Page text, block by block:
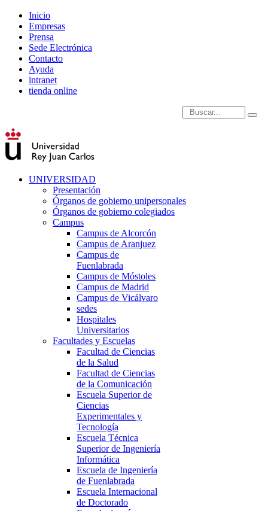
Inicio
Empresas
Prensa
Sede Electrónica
Contacto
Ayuda
intranet
tienda online
Introduce términos de
UNIVERSIDAD
Presentación
Órganos de gobierno unipersonales
Órganos de gobierno colegiados
Campus
Campus de Alcorcón
Campus de Aranjuez
Campus de
Fuenlabrada
Campus de Móstoles
Campus de Madrid
Campus de Vicálvaro
sedes
Hospitales
Universitarios
Facultades y Escuelas
Facultad de Ciencias
de la Salud
Facultad de Ciencias
de la Comunicación
Escuela Superior de
Ciencias
Experimentales y
Tecnología
Escuela Técnica
Superior de Ingeniería
Informática
Escuela de Ingeniería
de Fuenlabrada
Escuela Internacional
de Doctorado